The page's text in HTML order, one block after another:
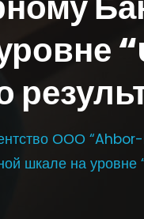
ООО
шкале на уровне